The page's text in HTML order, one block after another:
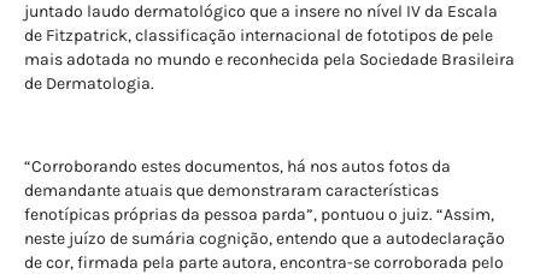
juntado laudo dermatológico que a insere no nível IV da Escala
de Fitzpatrick, classificação internacional de fototipos de pele
mais adotada no mundo e reconhecida pela Sociedade Brasileira
de Dermatologia.
“Corroborando estes documentos, há nos autos fotos da
demandante atuais que demonstraram características
fenotípicas próprias da pessoa parda”, pontuou o juiz. “Assim,
neste juízo de sumária cognição, entendo que a autodeclaração
de cor, firmada pela parte autora, encontra-se corroborada pelo